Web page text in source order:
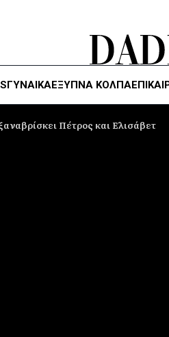
ΓΥΝΑΙΚΑΈΞΥΠΝΑ ΚΌΛΠΑ
Πέτρος και Ελισάβετ